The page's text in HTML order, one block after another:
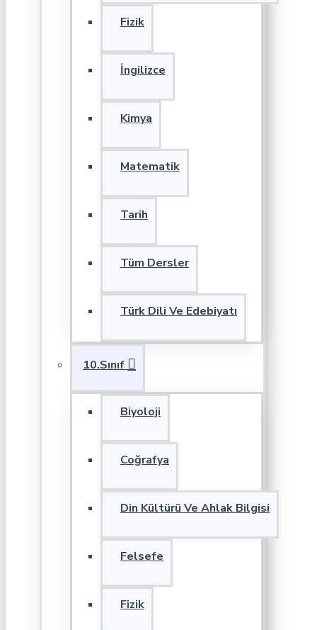
Fizik
İngilizce
Kimya
Matematik
Tarih
Tüm Dersler
Türk Dili Ve Edebiyatı
10.Sınıf
Biyoloji
Coğrafya
Din Kültürü Ve Ahlak Bilgisi
Felsefe
Fizik